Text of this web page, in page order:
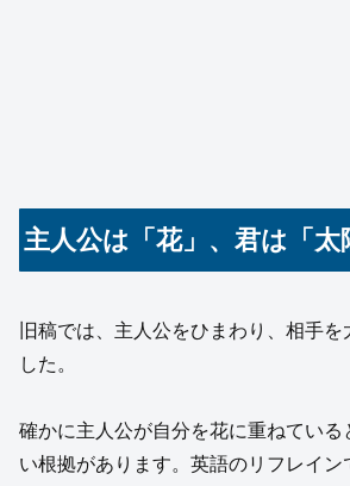
主人公は「花」、君は「
旧稿では、主人公をひまわり、相手を
した。
確かに主人公が自分を花に重ねている
い根拠があります。英語のリフレイ